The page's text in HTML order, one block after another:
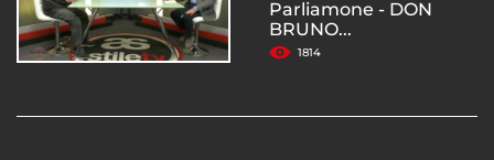
Parliamone - DON
BRUNO...
1814